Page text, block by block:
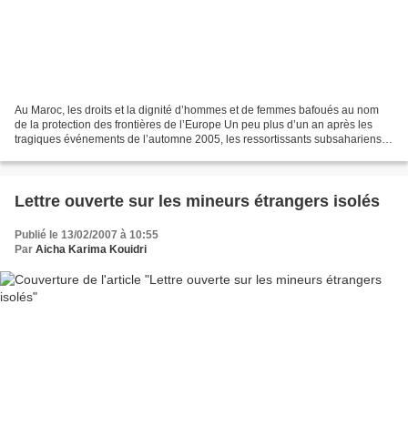
Au Maroc, les droits et la dignité d’hommes et de femmes bafoués au nom
de la protection des frontières de l’Europe Un peu plus d’un an après les
tragiques événements de l’automne 2005, les ressortissants subsahariens
Lettre ouverte sur les mineurs étrangers isolés
Publié le 13/02/2007 à 10:55
Par Aicha Karima Kouidri